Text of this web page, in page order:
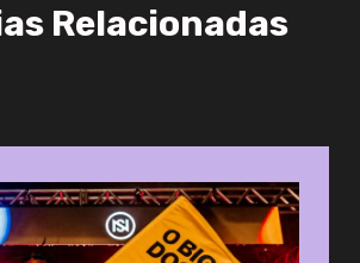
Relacionadas